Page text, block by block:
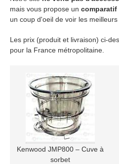
mais vous propose un comparatif
un coup d'oeil de voir les
Les prix (produit et livraison) ci-
pour la France métropolitaine.
Kenwood JMP800 – Cuve à
sorbet